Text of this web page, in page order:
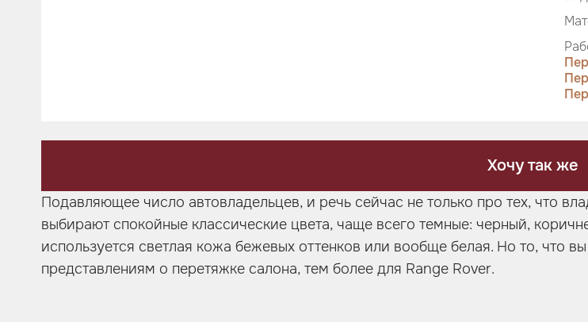
Хочу так же
Подавляющее число автовладельцев, и речь сейчас не только про тех, что
выбирают спокойные классические цвета, чаще всего темные: черный,
используется светлая кожа бежевых оттенков или вообще белая. Но то, что
представлениям о перетяжке салона, тем более для Range Rover.